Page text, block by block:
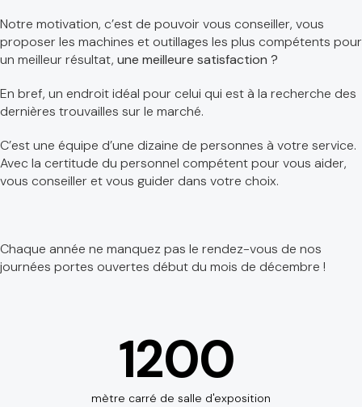
Notre motivation, c’est de pouvoir vous conseiller, vous
proposer les machines et outillages les plus compétents pour
un meilleur résultat, une meilleure satisfaction ?
En bref, un endroit idéal pour celui qui est à la recherche des
dernières trouvailles sur le marché.
C’est une équipe d’une dizaine de personnes à votre service.
Avec la certitude du personnel compétent pour vous aider,
vous conseiller et vous guider dans votre choix.
Chaque année ne manquez pas le rendez-vous de nos
journées portes ouvertes début du mois de décembre !
1200
mètre carré de salle d'exposition